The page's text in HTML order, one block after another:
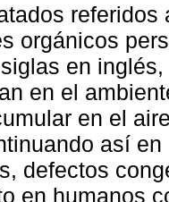
orgánicos
en
en el
en el
así
defectos
en humanos